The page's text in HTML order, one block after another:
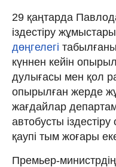
29 қаңтарда
іздестіру
дөңгелегі
күннен кейін
дулығасы мен қол
опырылған жерде
жағдайлар
автобусты
қаупі тым жоғары
Премьер-